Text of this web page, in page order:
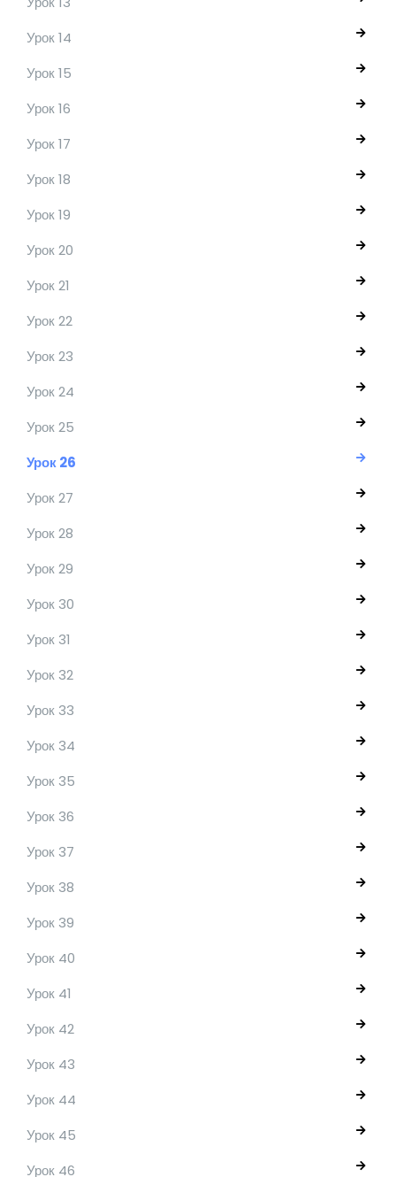
Урок 14
Урок 15
Урок 16
Урок 17
Урок 18
Урок 19
Урок 20
Урок 21
Урок 22
Урок 23
Урок 24
Урок 25
Урок 26
Урок 27
Урок 28
Урок 29
Урок 30
Урок 31
Урок 32
Урок 33
Урок 34
Урок 35
Урок 36
Урок 37
Урок 38
Урок 39
Урок 40
Урок 41
Урок 42
Урок 43
Урок 44
Урок 45
Урок 46